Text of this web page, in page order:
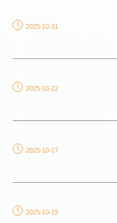
2025-10-31
2025-10-22
2025-10-17
2025-10-15